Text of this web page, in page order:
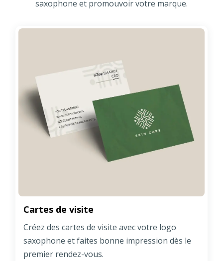
saxophone et promouvoir votre marque.
Cartes de visite
Créez des cartes de visite avec votre logo
saxophone et faites bonne impression dès le
premier rendez-vous.